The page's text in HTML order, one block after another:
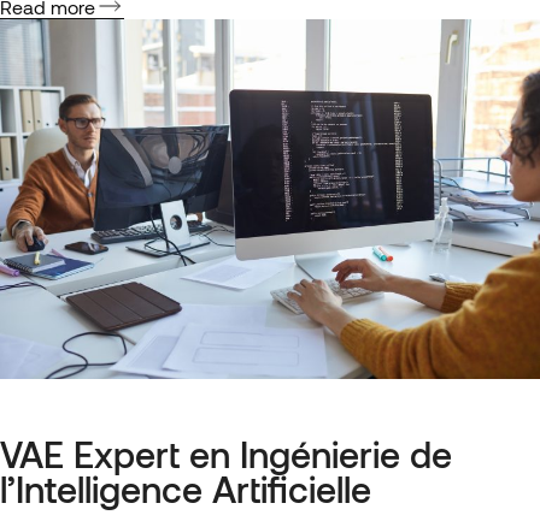
ses compétences. Contrairement à la formation classique, qui
vise à développer…
Read more
VAE Expert en Ingénierie de
l’Intelligence Artificielle